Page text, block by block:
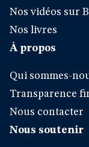
Nos vidéos sur
Nos livres
À propos
Qui sommes-
Transparence
Nous contacter
Nous soutenir